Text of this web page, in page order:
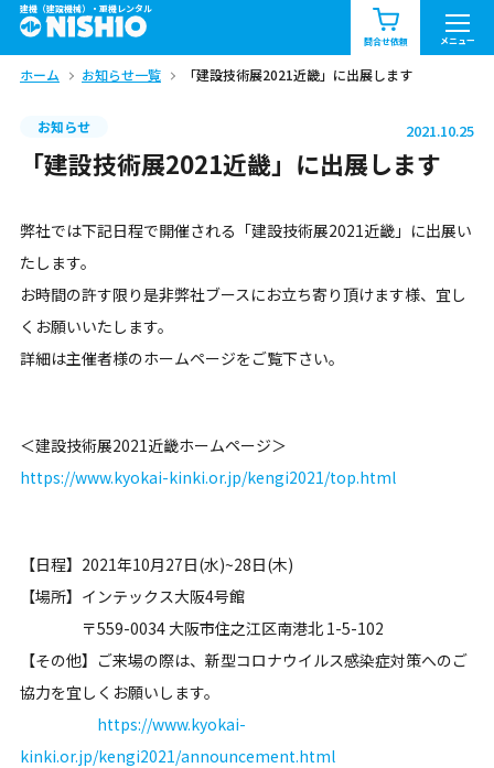
建機（建設機械）・重機レンタル
問合せ依頼 メニュー
商品一覧 お知らせ一覧
問合せ依頼リスト お問合せ
北海道 東北 関東
中部 関西 中国・四国
九州・沖縄（外部）
ホーム お知らせ一覧 「建設技術展2021近畿」に出展します
お知らせ 2021.10.25
「建設技術展2021近畿」に出展します
弊社では下記日程で開催される「建設技術展2021近畿」に出展い
たします。
お時間の許す限り是非弊社ブースにお立ち寄り頂けます様、宜し
くお願いいたします。
詳細は主催者様のホームページをご覧下さい。
＜建設技術展2021近畿ホームページ＞
https://www.kyokai-kinki.or.jp/kengi2021/top.html
【日程】2021年10月27日(水)~28日(木)
【場所】インテックス大阪4号館
〒559-0034 大阪市住之江区南港北 1-5-102
【その他】ご来場の際は、新型コロナウイルス感染症対策へのご
協力を宜しくお願いします。
https://www.kyokai-
kinki.or.jp/kengi2021/announcement.html